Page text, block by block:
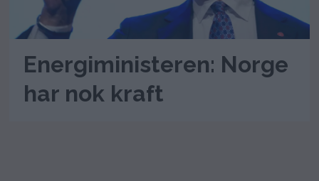
Energiministeren: Norge
har nok kraft